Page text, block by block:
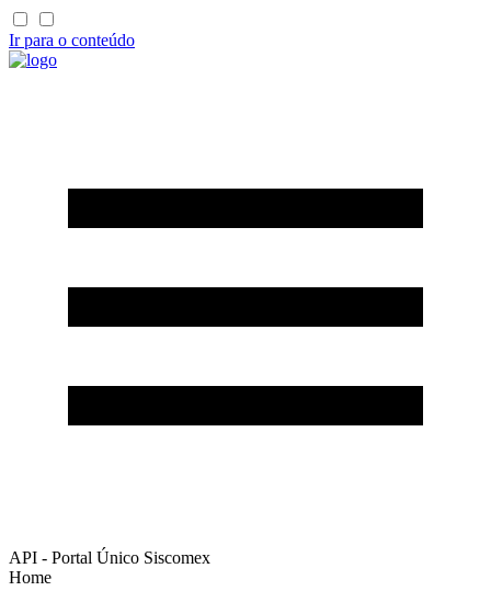
Ir para o conteúdo
API - Portal Único Siscomex
Home